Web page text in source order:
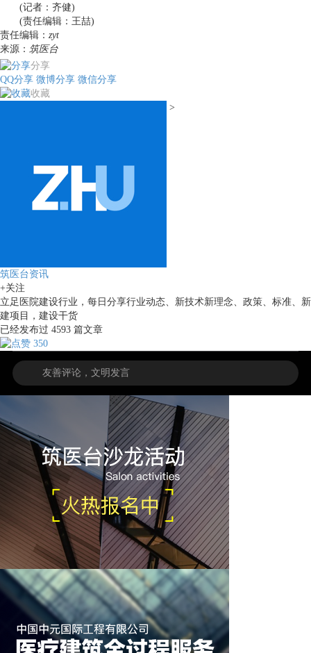
(记者：齐健)
(责任编辑：王喆)
责任编辑： zyt
来源： 筑医台
分享
QQ分享 微博分享 微信分享
收藏
>
筑医台资讯
+关注
立足医院建设行业，每日分享行业动态、新技术新理念、政策、标准、新
建项目，建设干货
已经发布过 4593 篇文章
350